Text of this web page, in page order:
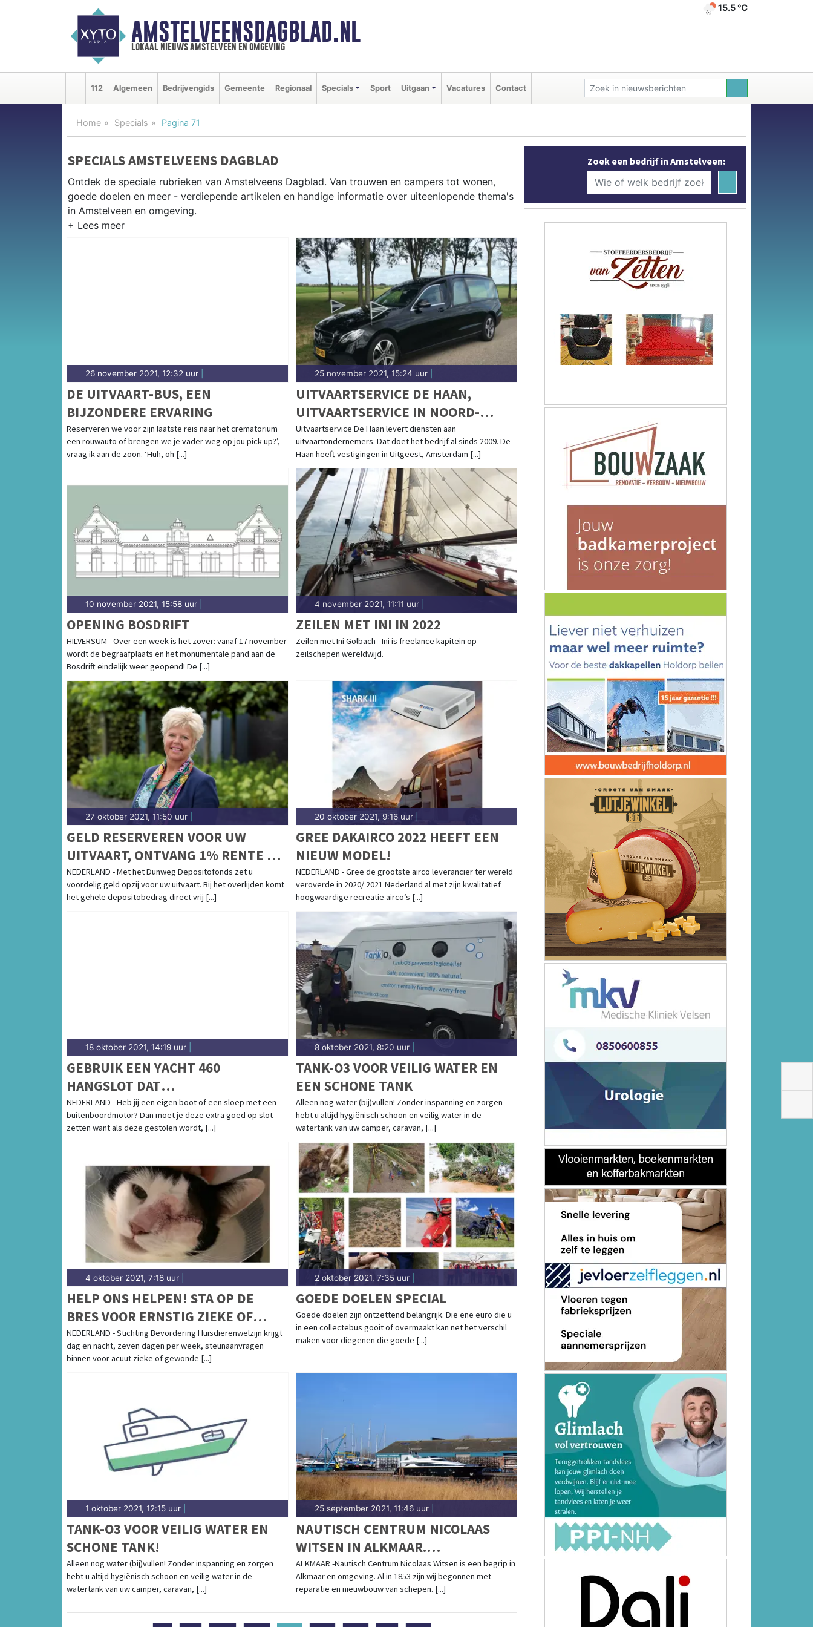
AMSTELVEENSDAGBLAD.NL
lokaal nieuws amstelveen en omgeving
15.5 ℃
112 Algemeen Bedrijvengids Gemeente Regionaal Specials Sport Uitgaan Vacatures Contact
Home Specials Pagina 71
SPECIALS AMSTELVEENS DAGBLAD
Ontdek de speciale rubrieken van Amstelveens Dagblad. Van trouwen en campers tot wonen,
goede doelen en meer - verdiepende artikelen en handige informatie over uiteenlopende thema's
in Amstelveen en omgeving.
26 november 2021, 12:32 uur
DE UITVAART-BUS, EEN
BIJZONDERE ERVARING
Reserveren we voor zijn laatste reis naar het crematorium
een rouwauto of brengen we je vader weg op jou pick-up?’,
vraag ik aan de zoon. ‘Huh, oh [...]
25 november 2021, 15:24 uur|
UITVAARTSERVICE DE HAAN,
UITVAARTSERVICE IN NOORD-
HOLLAND EN DAARBUITEN
Uitvaartservice De Haan levert diensten aan
uitvaartondernemers. Dat doet het bedrijf al sinds 2009. De
Haan heeft vestigingen in Uitgeest, Amsterdam [...]
10 november 2021, 15:58 uur
OPENING BOSDRIFT
HILVERSUM - Over een week is het zover: vanaf 17 november
wordt de begraafplaats en het monumentale pand aan de
Bosdrift eindelijk weer geopend! De [...]
4 november 2021, 11:11 uur|
ZEILEN MET INI IN 2022
Zeilen met Ini Golbach - Ini is freelance kapitein op
zeilschepen wereldwijd.
27 oktober 2021, 11:50 uur
GELD RESERVEREN VOOR UW
UITVAART, ONTVANG 1% RENTE EN
€ 110 CADEAU
NEDERLAND - Met het Dunweg Depositofonds zet u
voordelig geld opzij voor uw uitvaart. Bij het overlijden komt
het gehele depositobedrag direct vrij [...]
20 oktober 2021, 9:16 uur|
GREE DAKAIRCO 2022 HEEFT EEN
NIEUW MODEL!
NEDERLAND - Gree de grootste airco leverancier ter wereld
veroverde in 2020/ 2021 Nederland al met zijn kwalitatief
hoogwaardige recreatie airco’s [...]
18 oktober 2021, 14:19 uur
GEBRUIK EEN YACHT 460
HANGSLOT DAT
ZEEWATERBESTENDIG IS OM JE
BUITENBOORDMOTOR OPTIMAAL
NEDERLAND - Heb jij een eigen boot of een sloep met een
buitenboordmotor? Dan moet je deze extra goed op slot
zetten want als deze gestolen wordt, [...]
8 oktober 2021, 8:20 uur|
TANK-O3 VOOR VEILIG WATER EN
EEN SCHONE TANK
Alleen nog water (bij)vullen! Zonder inspanning en zorgen
hebt u altijd hygiënisch schoon en veilig water in de
watertank van uw camper, caravan, [...]
4 oktober 2021, 7:18 uur
HELP ONS HELPEN! STA OP DE
BRES VOOR ERNSTIG ZIEKE OF
GEWONDE MINIMA HUISDIEREN
NEDERLAND - Stichting Bevordering Huisdierenwelzijn krijgt
dag en nacht, zeven dagen per week, steunaanvragen
binnen voor acuut zieke of gewonde [...]
2 oktober 2021, 7:35 uur|
GOEDE DOELEN SPECIAL
Goede doelen zijn ontzettend belangrijk. Die ene euro die u
in een collectebus gooit of overmaakt kan net het verschil
maken voor diegenen die goede [...]
1 oktober 2021, 12:15 uur
TANK-O3 VOOR VEILIG WATER EN
SCHONE TANK!
Alleen nog water (bij)vullen! Zonder inspanning en zorgen
hebt u altijd hygiënisch schoon en veilig water in de
watertank van uw camper, caravan, [...]
25 september 2021, 11:46 uur|
NAUTISCH CENTRUM NICOLAAS
WITSEN IN ALKMAAR.
TOTAALPAKKET VOOR DE
WATERSPORT.
ALKMAAR -Nautisch Centrum Nicolaas Witsen is een begrip in
Alkmaar en omgeving. Al in 1853 zijn wij begonnen met
reparatie en nieuwbouw van schepen. [...]
Zoek een bedrijf in Amstelveen: